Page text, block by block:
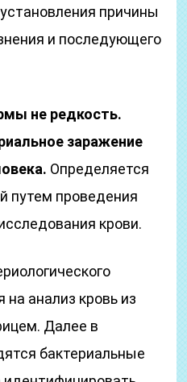
причины
и последующего
не редкость.
заражение
Определяется
путем проведения
крови.
на анализ кровь из
Далее в
бактериальные